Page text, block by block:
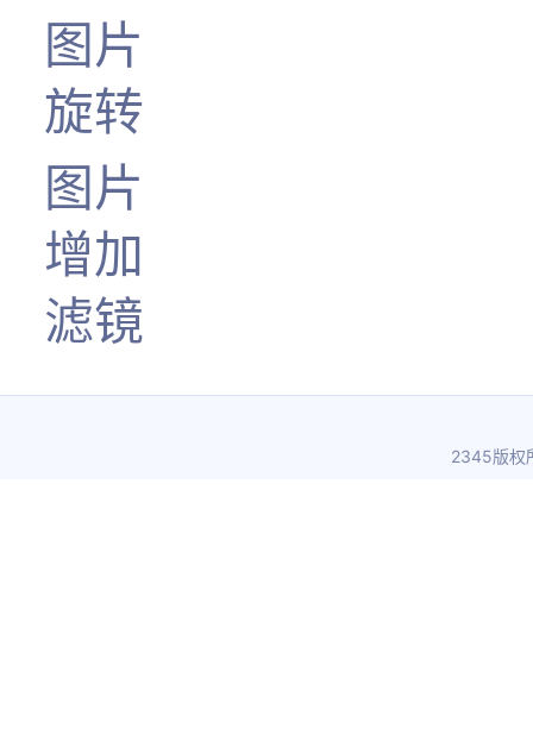
图片
旋转
图片
增加
滤镜
2345版权